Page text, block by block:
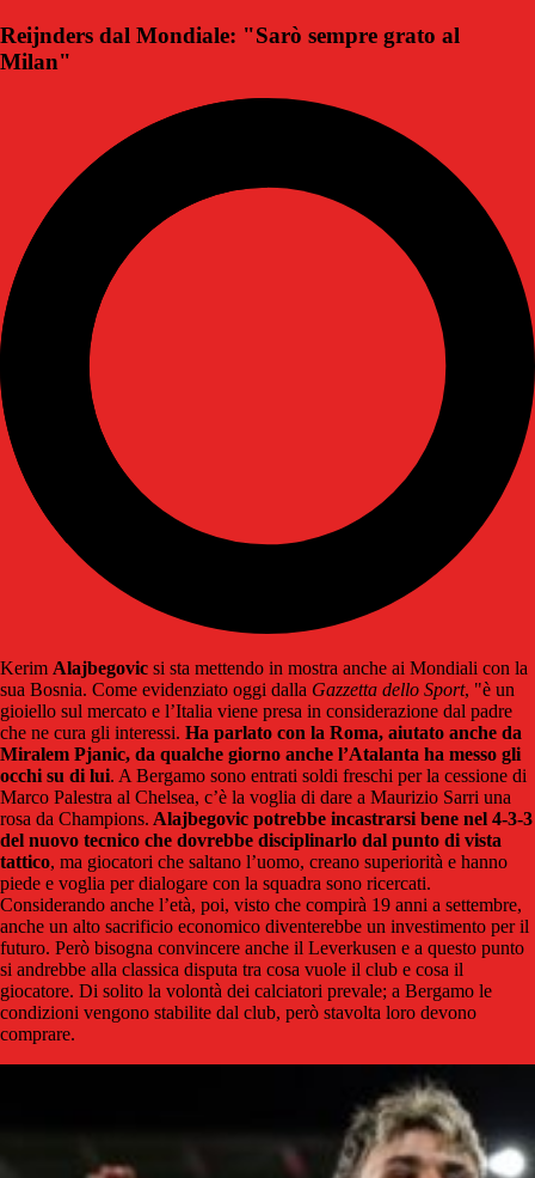
Reijnders dal Mondiale: "Sarò sempre grato al
Milan"
Kerim Alajbegovic si sta mettendo in mostra anche ai Mondiali con la
sua Bosnia. Come evidenziato oggi dalla Gazzetta dello Sport, "è un
gioiello sul mercato e l’Italia viene presa in considerazione dal padre
che ne cura gli interessi. Ha parlato con la Roma, aiutato anche da
Miralem Pjanic, da qualche giorno anche l’Atalanta ha messo gli
occhi su di lui. A Bergamo sono entrati soldi freschi per la cessione di
Marco Palestra al Chelsea, c’è la voglia di dare a Maurizio Sarri una
rosa da Champions. Alajbegovic potrebbe incastrarsi bene nel 4-3-3
del nuovo tecnico che dovrebbe disciplinarlo dal punto di vista
tattico, ma giocatori che saltano l’uomo, creano superiorità e hanno
piede e voglia per dialogare con la squadra sono ricercati.
Considerando anche l’età, poi, visto che compirà 19 anni a settembre,
anche un alto sacrificio economico diventerebbe un investimento per il
futuro. Però bisogna convincere anche il Leverkusen e a questo punto
si andrebbe alla classica disputa tra cosa vuole il club e cosa il
giocatore. Di solito la volontà dei calciatori prevale; a Bergamo le
condizioni vengono stabilite dal club, però stavolta loro devono
comprare.